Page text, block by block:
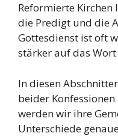
Reformierte Kirchen
die Predigt und die
Gottesdienst ist oft
stärker auf das
In diesen
beider
werden wir ihre
Unterschiede